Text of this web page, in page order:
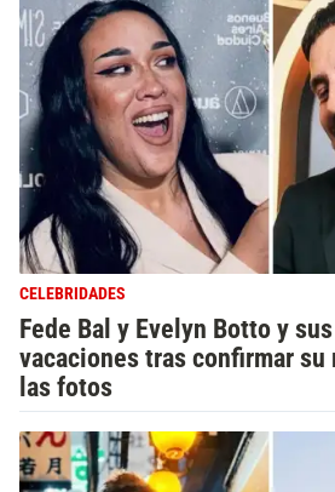
CELEBRIDADES
Fede Bal y Evelyn Botto y
vacaciones tras confirmar su
las fotos